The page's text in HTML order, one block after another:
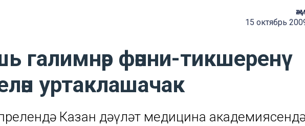
15 октябрь
галимнәр фәнни-тикшеренү
уртаклашачак
Казан дәүләт медицина